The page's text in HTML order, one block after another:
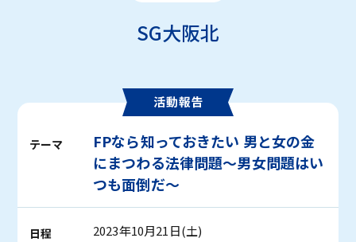
SG大阪北
テーマ
FPなら知っておきたい 男と女の金
にまつわる法律問題～男女問題はい
つも面倒だ～
日程 2023年10月21日(土)